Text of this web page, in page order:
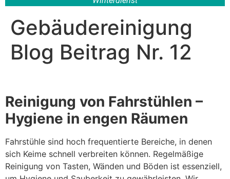
Gebäudereinigung
Blog Beitrag Nr. 12
Reinigung von Fahrstühlen –
Hygiene in engen Räumen
Fahrstühle sind hoch frequentierte Bereiche, in denen
sich Keime schnell verbreiten können. Regelmäßige
Reinigung von Tasten, Wänden und Böden ist essenziell,